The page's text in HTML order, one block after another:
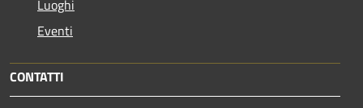
Luoghi
Eventi
CONTATTI